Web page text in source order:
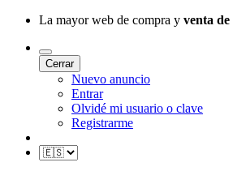
La mayor web de compra y venta
Cerrar
Nuevo anuncio
Entrar
Olvidé mi usuario o clave
Registrarme